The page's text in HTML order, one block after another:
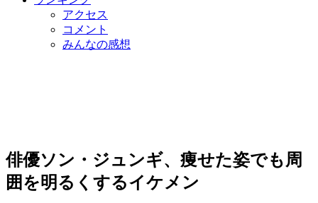
アクセス
コメント
みんなの感想
俳優ソン・ジュンギ、痩せた姿でも周
囲を明るくするイケメン